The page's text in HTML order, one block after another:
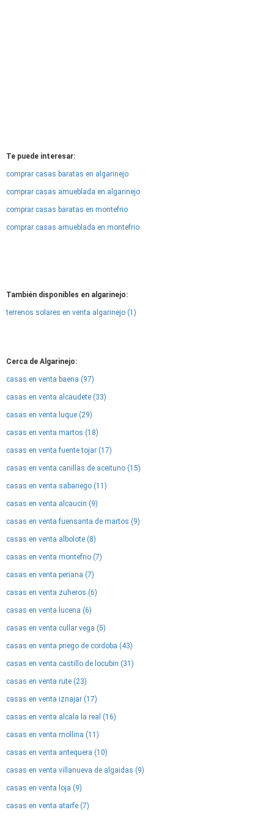
Te puede interesar:
comprar casas baratas en algarinejo
comprar casas amueblada en algarinejo
comprar casas baratas en montefrio
comprar casas amueblada en montefrio
También disponibles en algarinejo:
terrenos solares en venta algarinejo (1)
Cerca de Algarinejo:
casas en venta baena (97)
casas en venta alcaudete (33)
casas en venta luque (29)
casas en venta martos (18)
casas en venta fuente tojar (17)
casas en venta canillas de aceituno (15)
casas en venta sabariego (11)
casas en venta alcaucin (9)
casas en venta fuensanta de martos (9)
casas en venta albolote (8)
casas en venta montefrio (7)
casas en venta periana (7)
casas en venta zuheros (6)
casas en venta lucena (6)
casas en venta cullar vega (5)
casas en venta priego de cordoba (43)
casas en venta castillo de locubin (31)
casas en venta rute (23)
casas en venta iznajar (17)
casas en venta alcala la real (16)
casas en venta mollina (11)
casas en venta antequera (10)
casas en venta villanueva de algaidas (9)
casas en venta loja (9)
casas en venta atarfe (7)